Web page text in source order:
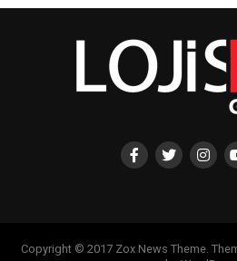
Copyright © 2017 Zox News Theme.